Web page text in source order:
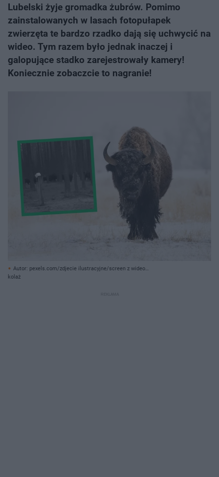
Lubelski żyje gromadka żubrów. Pomimo
zainstalowanych w lasach fotopułapek
zwierzęta te bardzo rzadko dają się uchwycić na
wideo. Tym razem było jednak inaczej i
galopujące stadko zarejestrowały kamery!
Koniecznie zobaczcie to nagranie!
Autor: pexels.com/zdjecie ilustracyjne/screen z wideo
facebook.com/Nadleśnictwo Janów Lubelski, Lasy Państwowe/ Archiwum
kolaż